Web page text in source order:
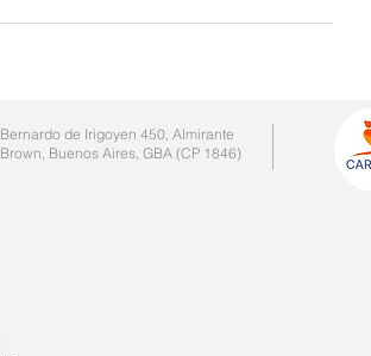
Bernardo de Irigoyen 450, Almirante
Brown, Buenos Aires, GBA (CP 1846)